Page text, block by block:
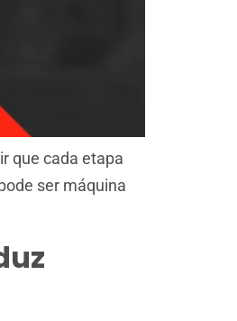
que cada etapa
ser máquina